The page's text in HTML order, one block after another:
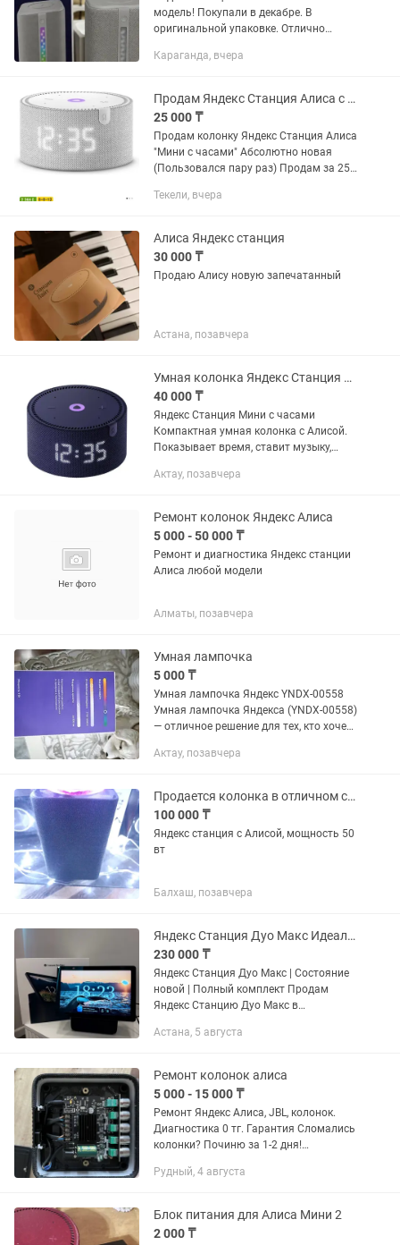
модель! Покупали в декабре. В
оригинальной упаковке. Отлично
50 Вт Стильная эмбиент-подсветка
Караганда, вчера
Продам Яндекс Станция Алиса с часами
25 000 ₸
Продам колонку Яндекс Станция Алиса
"Мини с часами" Абсолютно новая
(Пользовался пару раз) Продам за 25
Текели, вчера
Алиса Яндекс станция
30 000 ₸
Продаю Алису новую запечатанный
Астана, позавчера
Умная колонка Яндекс Станция Мини с часами YNDX-00020 черный
40 000 ₸
Яндекс Станция Мини с часами
Компактная умная колонка с Алисой.
Показывает время, ставит музыку,
управляет умным домом. Состояние:
Актау, позавчера
Ремонт колонок Яндекс Алиса
5 000 - 50 000 ₸
Ремонт и диагностика Яндекс станции
Алиса любой модели
Алматы, позавчера
Умная лампочка
5 000 ₸
Умная лампочка Яндекс YNDX-00558
Умная лампочка Яндекса (YNDX-00558)
— отличное решение для тех, кто хочет
дома, и для тех, кто хочет расширить
Актау, позавчера
Продается колонка в отличном состоянии
100 000 ₸
Яндекс станция с Алисой, мощность 50
вт
Балхаш, позавчера
Яндекс Станция Дуо Макс Идеальное состояние Полный комплект
230 000 ₸
Яндекс Станция Дуо Макс | Состояние
новой | Полный комплект Продам
Яндекс Станцию Дуо Макс в
использовалась, большую часть
Астана, 5 августа
Ремонт колонок алиса
5 000 - 15 000 ₸
Ремонт Яндекс Алиса, JBL, колонок.
Диагностика 0 тг. Гарантия Сломались
колонки? Починю за 1-2 дня!
Лайт, Макс ✓ JBL, Marshall, Sony,
Рудный, 4 августа
Блок питания для Алиса Мини 2
2 000 ₸